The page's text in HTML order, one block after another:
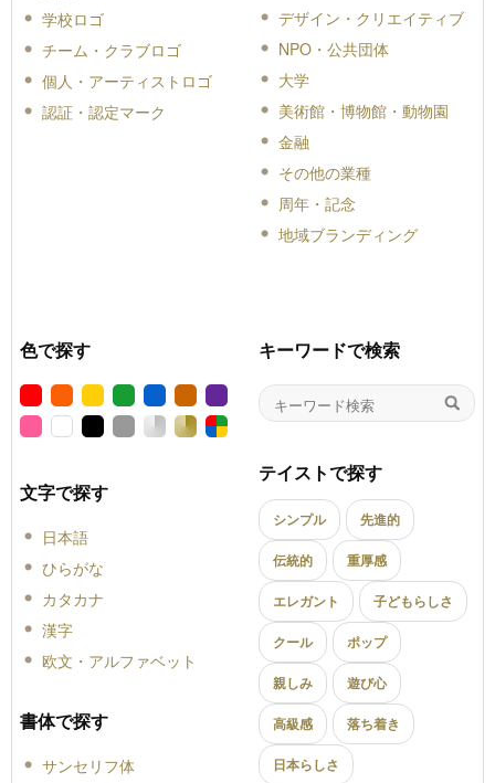
学校ロゴ
チーム・クラブロゴ
個人・アーティストロゴ
認証・認定マーク
デザイン・クリエイティブ
NPO・公共団体
大学
美術館・博物館・動物園
金融
その他の業種
周年・記念
地域ブランディング
色で探す
文字で探す
日本語
ひらがな
カタカナ
漢字
欧文・アルファベット
書体で探す
サンセリフ体
キーワードで検索
テイストで探す
シンプル 先進的
伝統的 重厚感
エレガント 子どもらしさ
クール ポップ
親しみ 遊び心
高級感 落ち着き
日本らしさ